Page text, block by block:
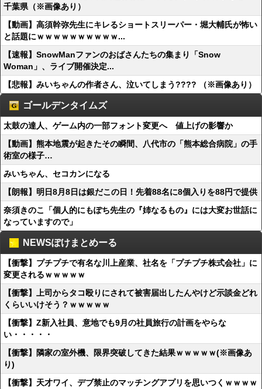
千葉県（※画像あり）
【動画】高須幹弥先生にキレるショートスリーパー・堀大輔氏が怖い
と話題にｗｗｗｗｗｗｗｗｗｗ...
【速報】SnowManファンのおばさんたちの集まり「Snow
Woman」、ライブ開催決定...
【悲報】みいちゃんの作者さん、泣いてしまう???? （※画像あり）
ゴールデンタイムズ
太鼓の達人、ゲーム内の一部フォント変更へ 値上げの影響か
【動画】熊本地震が起きたその瞬間、八代市の「熊本総合病院」の手
術室の様子…
みいちゃん、セコカンになる
【朗報】明日8月8日は銀だこの日！先着88名に8個入りを88円で提供
奈須きのこ「個人的にもぽち先生の『姉なるもの』には大変お世話に
なっていますので」
NEWSぽけまとめーる
【衝撃】プチプチで有名な川上産業、社名を「プチプチ株式会社」に
変更されるｗｗｗｗｗ
【衝撃】上司からタコ殴りにされて被害届出したんやけど示談金どれ
くらいいけそう？ｗｗｗｗｗ
【衝撃】Z新入社員、意地でも9月の社員旅行の計画をやらな
い・・・・・
【衝撃】隣家の室外機、限界突破してきた結果ｗｗｗｗｗ(※画像あ
り)
【衝撃】天才ワイ、デブ禁止のマッチングアプリを思いつくｗｗｗｗ